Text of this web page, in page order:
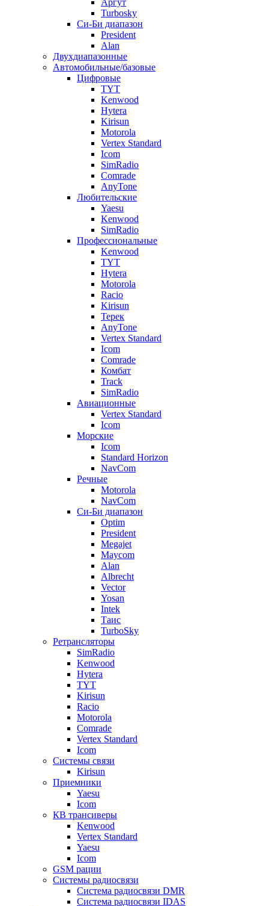
Turbosky
Си-Би диапазон
President
Alan
Двухдиапазонные
Автомобильные/базовые
Цифровые
TYT
Kenwood
Hytera
Kirisun
Motorola
Vertex Standard
Icom
SimRadio
Comrade
AnyTone
Любительские
Yaesu
Kenwood
SimRadio
Профессиональные
Kenwood
TYT
Hytera
Motorola
Racio
Kirisun
Терек
AnyTone
Vertex Standard
Icom
Comrade
Комбат
Track
SimRadio
Авиационные
Vertex Standard
Icom
Морские
Icom
Standard Horizon
NavCom
Речные
Motorola
NavCom
Си-Би диапазон
Optim
President
Megajet
Maycom
Alan
Albrecht
Vector
Yosan
Intek
Таис
TurboSky
Ретрансляторы
SimRadio
Kenwood
Hytera
TYT
Kirisun
Racio
Motorola
Comrade
Vertex Standard
Icom
Системы связи
Kirisun
Приемники
Yaesu
Icom
КВ трансиверы
Kenwood
Vertex Standard
Yaesu
Icom
GSM рации
Системы радиосвязи
Система радиосвязи DMR
Система радиосвязи IDAS